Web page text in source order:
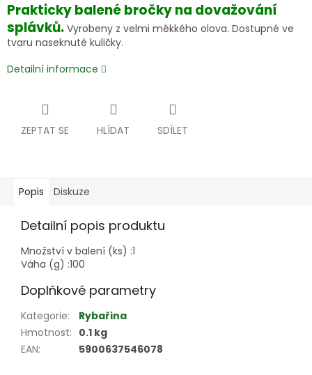
Prakticky balené bročky na dovažování
splávků. Vyrobeny z velmi měkkého olova. Dostupné ve
tvaru naseknuté kuličky.
Detailní informace
ZEPTAT SE HLÍDAT SDÍLET
Popis Diskuze
Detailní popis produktu
Množství v balení (ks) :1
Váha (g) :100
Doplňkové parametry
Kategorie:
Rybařina
Hmotnost: 0.1 kg
EAN: 5900637546078